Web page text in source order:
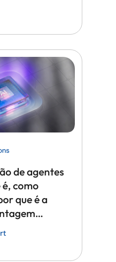
de agentes
é, como
que é a
tecnologia